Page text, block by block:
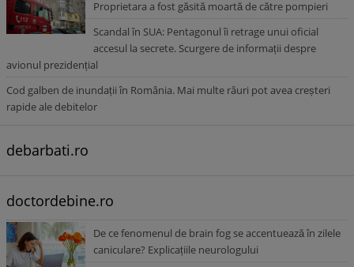
Proprietara a fost găsită moartă de către pompieri
Scandal în SUA: Pentagonul îi retrage unui oficial
accesul la secrete. Scurgere de informații despre
avionul prezidențial
Cod galben de inundații în România. Mai multe râuri pot avea creșteri
rapide ale debitelor
debarbati.ro
doctordebine.ro
De ce fenomenul de brain fog se accentuează în zilele
caniculare? Explicațiile neurologului